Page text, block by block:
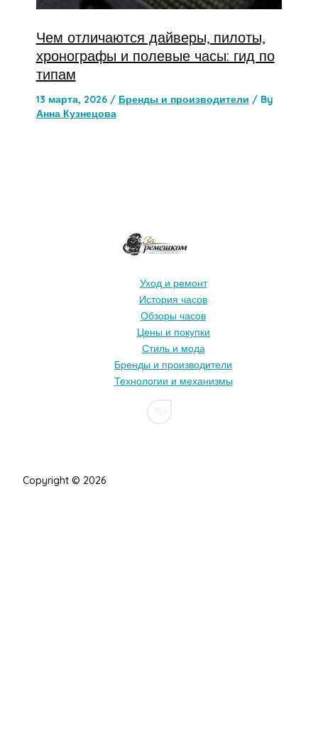
Чем отличаются дайверы, пилоты,
хронографы и полевые часы: гид по
типам
13 марта, 2026 / Бренды и производители / By
Анна Кузнецова
Уход и ремонт
История часов
Обзоры часов
Цены и покупки
Стиль и мода
Бренды и производители
Технологии и механизмы
Copyright © 2026